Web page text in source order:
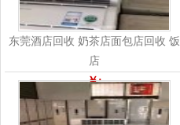
东莞酒店回收 奶茶店面包店回收 饭
店
￥: